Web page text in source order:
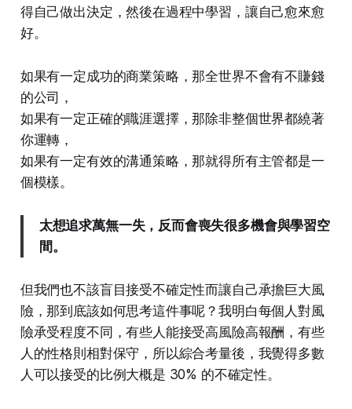
得自己做出決定，然後在過程中學習，讓自己愈來愈
好。
如果有一定成功的商業策略，那全世界不會有不賺錢
的公司，
如果有一定正確的職涯選擇，那除非整個世界都繞著
你運轉，
如果有一定有效的溝通策略，那就得所有主管都是一
個模樣。
太想追求萬無一失，反而會喪失很多機會與學習空
間。
但我們也不該盲目接受不確定性而讓自己承擔巨大風
險，那到底該如何思考這件事呢？我明白每個人對風
險承受程度不同，有些人能接受高風險高報酬，有些
人的性格則相對保守，所以綜合考量後，我覺得多數
人可以接受的比例大概是 30% 的不確定性。